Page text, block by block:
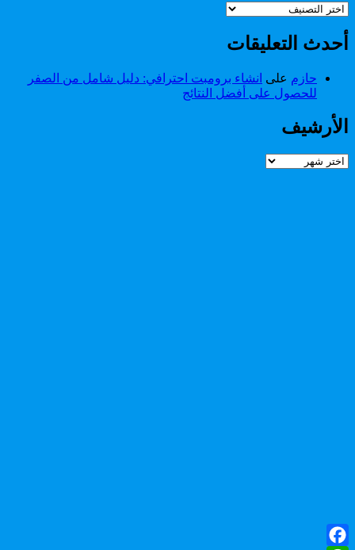
تصنيفات
أحدث التعليقات
حازم على انشاء برومبت احترافي: دليل شامل من الصفر
للحصول على أفضل النتائج
الأرشيف
الأرشيف